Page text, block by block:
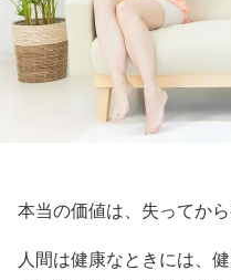
本当の価値は、失ってか
人間は健康なときには、